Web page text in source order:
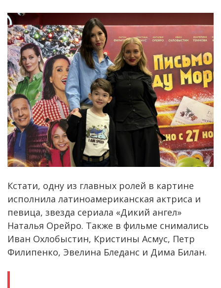
Кстати, одну из главных ролей в картине
исполнила латиноамериканская актриса и
певица, звезда сериала «Дикий ангел»
Наталья Орейро. Также в фильме снимались
Иван Охлобыстин, Кристины Асмус, Петр
Филипенко, Эвелина Бледанс и Дима Билан.